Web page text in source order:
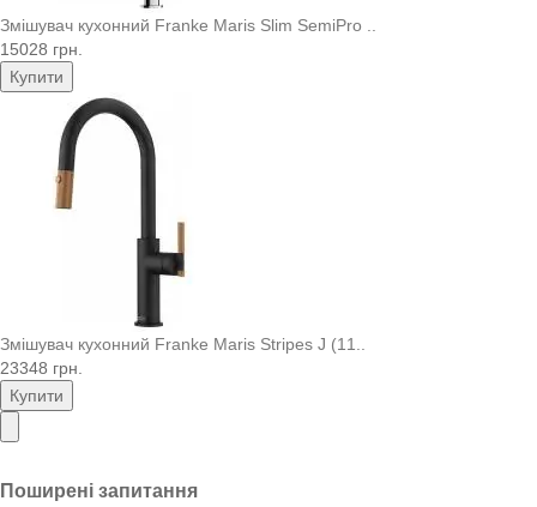
Змішувач кухонний Franke Maris Slim SemiPro ..
15028 грн.
Купити
Змішувач кухонний Franke Maris Stripes J (11..
23348 грн.
Купити
Поширені запитання